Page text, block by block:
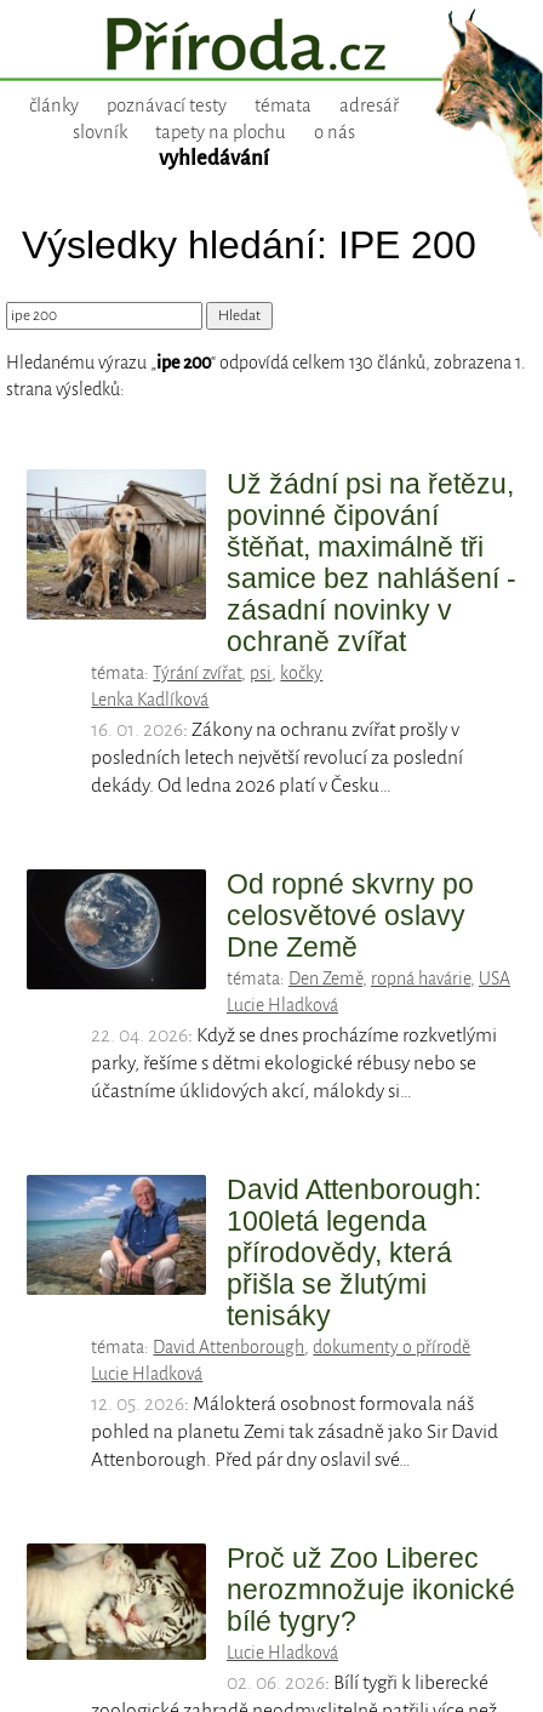
články poznávací testy témata
adresář
slovník
tapety na plochu o nás
vyhledávání
Výsledky hledání: IPE 200
Hledanému výrazu „ipe 200“ odpovídá celkem 130 článků, zobrazena 1.
strana výsledků:
Už žádní psi na řetězu,
povinné čipování
štěňat, maximálně tři
samice bez nahlášení -
zásadní novinky v
ochraně zvířat
témata:Týrání zvířat, psi, kočky
Lenka Kadlíková
16. 01. 2026: Zákony na ochranu zvířat prošly v
posledních letech největší revolucí za poslední
dekády. Od ledna 2026 platí v Česku…
Od ropné skvrny po
celosvětové oslavy
Dne Země
témata: Den Země, ropná havárie, USA
Lucie Hladková
22. 04. 2026: Když se dnes procházíme rozkvetlými
parky, řešíme s dětmi ekologické rébusy nebo se
účastníme úklidových akcí, málokdy si…
David Attenborough:
100letá legenda
přírodovědy, která
přišla se žlutými
tenisáky
témata: David Attenborough,dokumenty o přírodě
Lucie Hladková
12. 05. 2026: Málokterá osobnost formovala náš
pohled na planetu Zemi tak zásadně jako Sir David
Attenborough. Před pár dny oslavil své…
Proč už Zoo Liberec
nerozmnožuje ikonické
bílé tygry?
Lucie Hladková
02. 06. 2026: Bílí tygři k liberecké